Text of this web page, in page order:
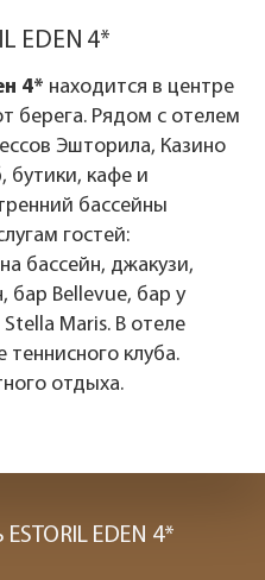
EDEN 4*
4* находится в центре
берега. Рядом с отелем
Эшторила, Казино
бутики, кафе и
бассейны
гостей:
бассейн, джакузи,
бар Bellevue, бар у
Maris. В отеле
клуба.
отдыха.
EDEN 4*